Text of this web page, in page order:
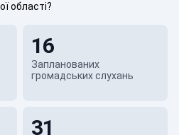
області?
Запланованих
громадських слухань
16
31